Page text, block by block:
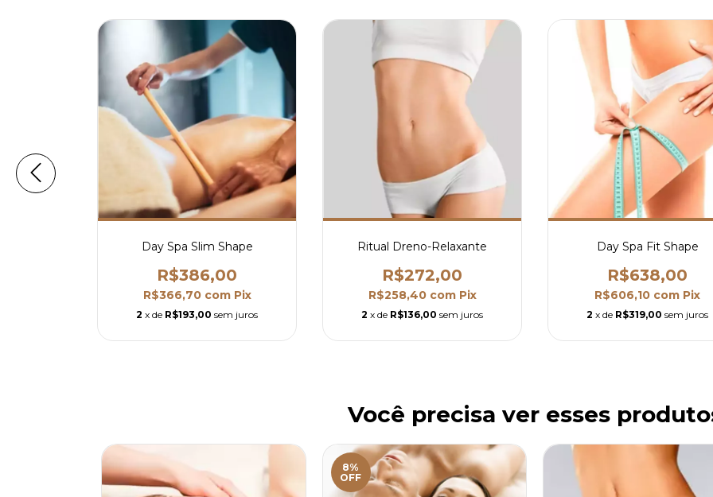
Day Spa Slim Shape
R$386,00
R$366,70 com Pix
2 x de R$193,00 sem juros
Ritual Dreno-Relaxante
R$272,00
R$258,40 com Pix
2 x de R$136,00 sem juros
Day Spa Fit Shape
R$638,00
R$606,10 com Pix
2 x de R$319,00 sem juros
Você precisa ver esses
8%
OFF